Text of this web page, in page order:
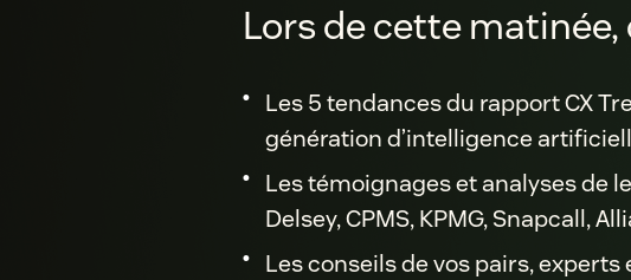
Lors de cette matinée,
• Les 5 tendances du rapport CX
génération d’intelligence
• Les témoignages et analyses de
Delsey, CPMS, KPMG, Snapcall,
• Les conseils de vos pairs,